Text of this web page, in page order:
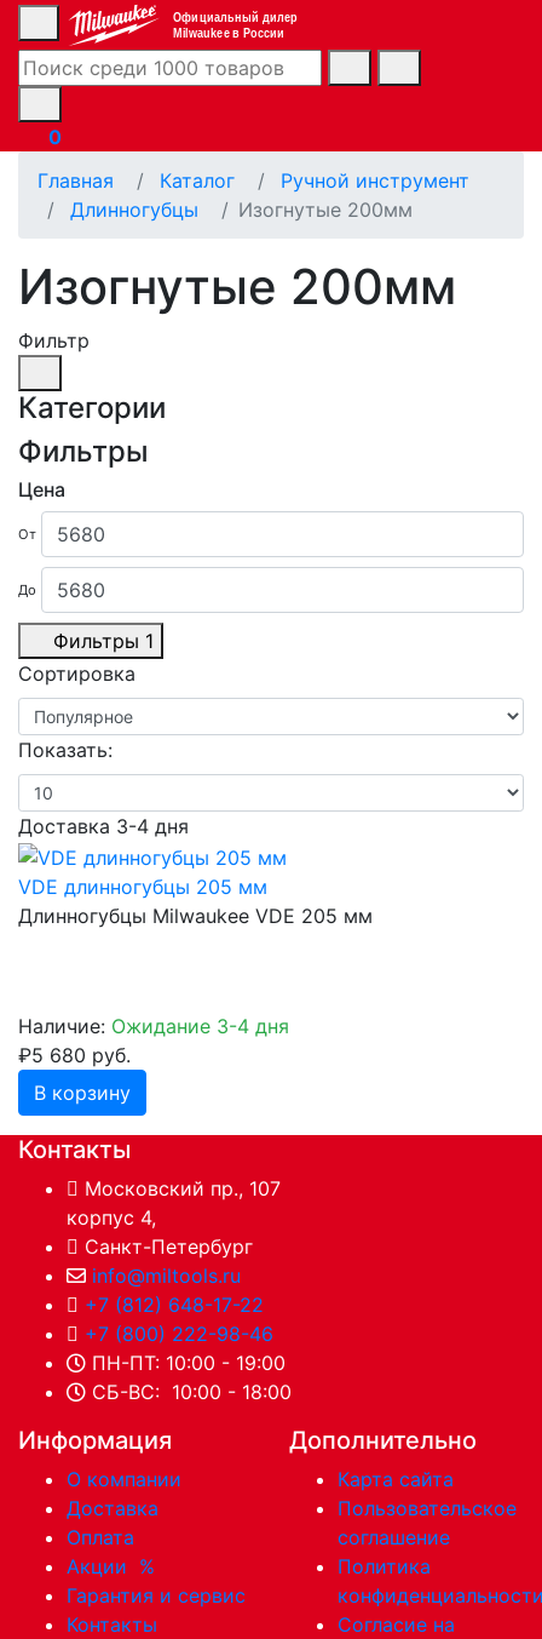
Официальный дилер
Milwaukee в России
0
Главная
Каталог
Ручной инструмент
Длинногубцы
Изогнутые 200мм
Изогнутые 200мм
Фильтр
Категории
Фильтры
Цена
От
До
Фильтры 1
Сортировка
Показать:
Доставка 3-4 дня
VDE длинногубцы 205 мм
Длинногубцы Milwaukee VDE 205 мм
Наличие: Ожидание 3-4 дня
₽5 680 руб.
В корзину
Контакты
Московский пр., 107
корпус 4,
Санкт-Петербург
info@miltools.ru
+7 (812) 648-17-22
+7 (800) 222-98-46
ПН-ПТ: 10:00 - 19:00
СБ-ВС: 10:00 - 18:00
Информация
О компании
Доставка
Оплата
Акции %
Гарантия и сервис
Контакты
Дополнительно
Карта сайта
Пользовательское
соглашение
Политика
Согласие на